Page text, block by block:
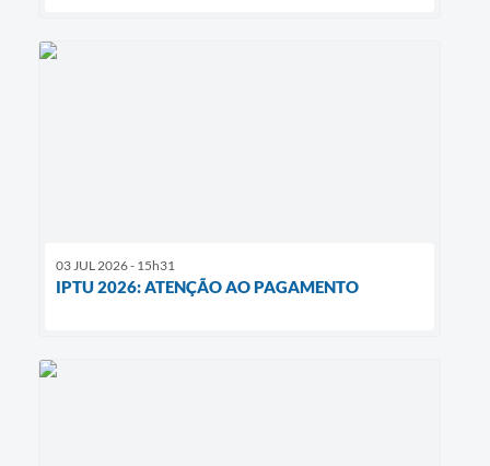
03 JUL 2026 - 15h31
IPTU 2026: ATENÇÃO AO PAGAMENTO